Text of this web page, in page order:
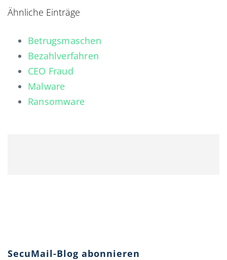
Ähnliche Einträge
Betrugsmaschen
Bezahlverfahren
CEO Fraud
Malware
Ransomware
SecuMail-Blog abonnieren